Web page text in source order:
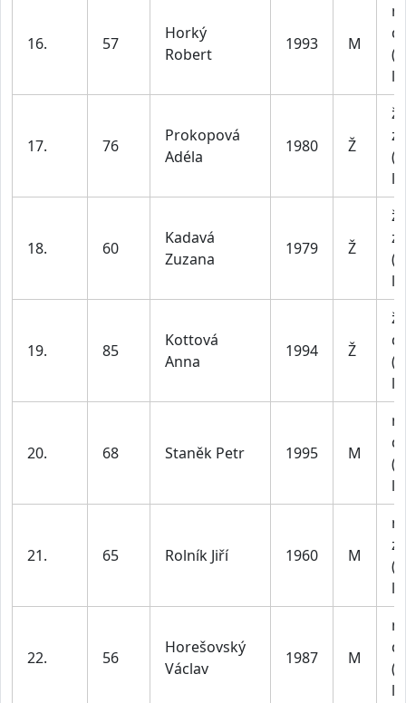
16. 57
Horký
Robert
1993 M
17. 76
Prokopová
Adéla
1980 Ž
18. 60
Kadavá
Zuzana
1979 Ž
19. 85
Kottová
Anna
1994 Ž
20. 68 Staněk Petr 1995 M
21. 65 Rolník Jiří 1960 M
22. 56
Horešovský
Václav
1987 M